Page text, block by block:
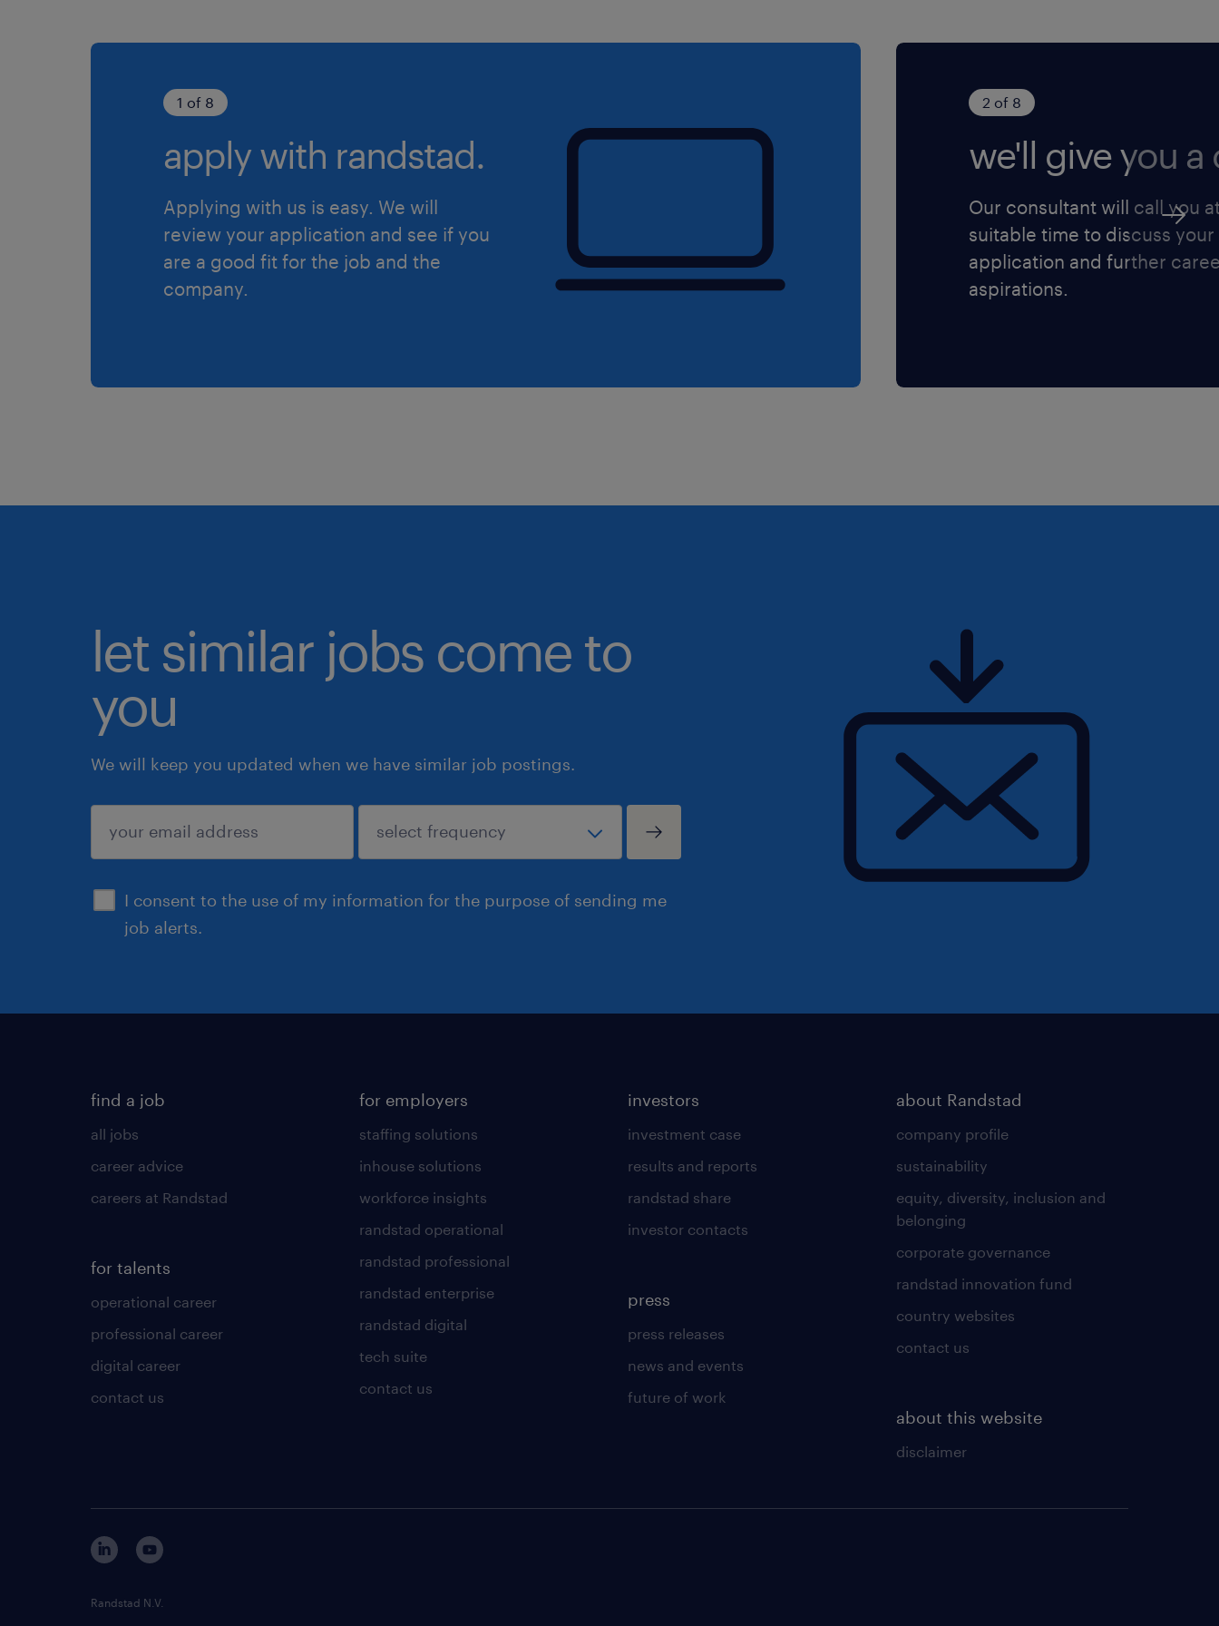
1 of 8
apply with randstad.
Applying with us is easy. We will
review your application and see if you
are a good fit for the job and the
company.
2 of 8
we'll give you a
Our consultant will call you
suitable time to discuss your
application and further
aspirations.
let similar jobs come to
you
We will keep you updated when we have similar job postings.
I consent to the use of my information for the purpose of sending me
job alerts.
submit
find a job
all jobs
career advice
careers at Randstad
for talents
operational career
professional career
digital career
contact us
for employers
staffing solutions
inhouse solutions
workforce insights
randstad operational
randstad professional
randstad enterprise
randstad digital
tech suite
contact us
investors
investment case
results and reports
randstad share
investor contacts
press
press releases
news and events
future of work
about Randstad
company profile
sustainability
equity, diversity, inclusion and
belonging
corporate governance
randstad innovation fund
country websites
contact us
about this website
disclaimer
Randstad N.V.